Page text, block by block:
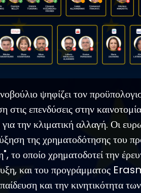
ψηφίζει τον
επενδύσεις στην
την κλιματική αλλαγή. Οι
της χρηματοδότησης του
το οποίο χρηματοδοτεί την
και του προγράμματος
και την κινητικότητα